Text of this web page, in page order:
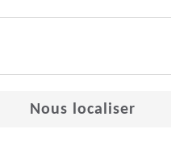
Nous localiser